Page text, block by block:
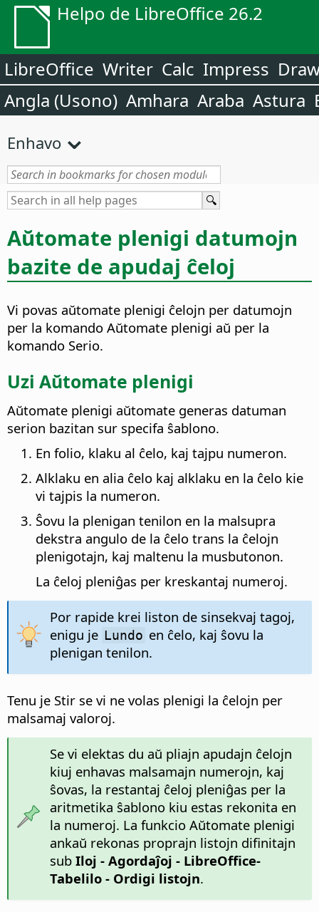
Helpo de LibreOffice 26.2
LibreOffice Writer Calc Impress
Angla (Usono) Amhara Araba Astura
Enhavo
Aŭtomate plenigi datumojn
bazite de apudaj ĉeloj
Vi povas aŭtomate plenigi ĉelojn per datumojn
per la komando Aŭtomate plenigi aŭ per la
komando Serio.
Uzi Aŭtomate plenigi
Aŭtomate plenigi aŭtomate generas datuman
serion bazitan sur specifa ŝablono.
En folio, klaku al ĉelo, kaj tajpu numeron.
Alklaku en alia ĉelo kaj alklaku en la ĉelo kie
vi tajpis la numeron.
Ŝovu la plenigan tenilon en la malsupra
dekstra angulo de la ĉelo trans la ĉelojn
plenigotajn, kaj maltenu la musbutonon.
La ĉeloj pleniĝas per kreskantaj numeroj.
Por rapide krei liston de sinsekvaj tagoj,
enigu je Lundo en ĉelo, kaj ŝovu la
plenigan tenilon.
Tenu je Stir se vi ne volas plenigi la ĉelojn per
malsamaj valoroj.
Se vi elektas du aŭ pliajn apudajn ĉelojn
kiuj enhavas malsamajn numerojn, kaj
ŝovas, la restantaj ĉeloj pleniĝas per la
aritmetika ŝablono kiu estas rekonita en
la numeroj. La funkcio Aŭtomate plenigi
ankaŭ rekonas proprajn listojn difinitajn
sub Iloj - Agordaĵoj - LibreOffice-
Tabelilo - Ordigi listojn.